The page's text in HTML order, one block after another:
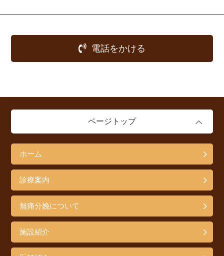
電話をかける
ページトップ
ホーム
診療案内
無痛分娩について
施設紹介